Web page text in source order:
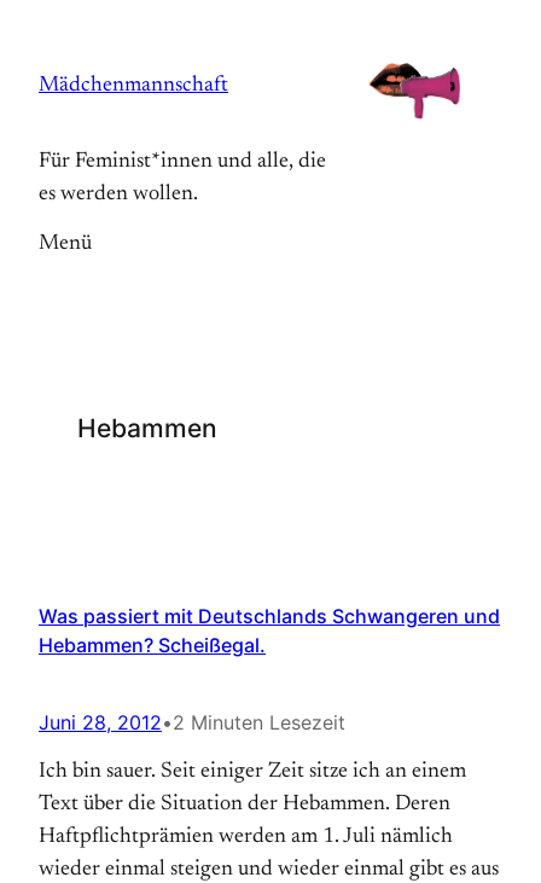
springen
Mädchenmannschaft
Für Feminist*innen und alle, die
es werden wollen.
Menü
Hebammen
Was passiert mit Deutschlands Schwangeren und
Hebammen? Scheißegal.
Juni 28, 2012•2 Minuten Lesezeit
Ich bin sauer. Seit einiger Zeit sitze ich an einem
Text über die Situation der Hebammen. Deren
Haftpflichtprämien werden am 1. Juli nämlich
wieder einmal steigen und wieder einmal gibt es aus